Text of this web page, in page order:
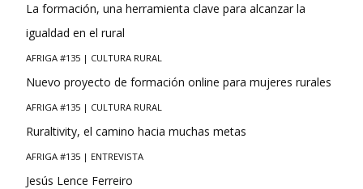
La formación, una herramienta clave para alcanzar la
igualdad en el rural
AFRIGA #135 | CULTURA RURAL
Nuevo proyecto de formación online para mujeres rurales
AFRIGA #135 | CULTURA RURAL
Ruraltivity, el camino hacia muchas metas
AFRIGA #135 | ENTREVISTA
Jesús Lence Ferreiro